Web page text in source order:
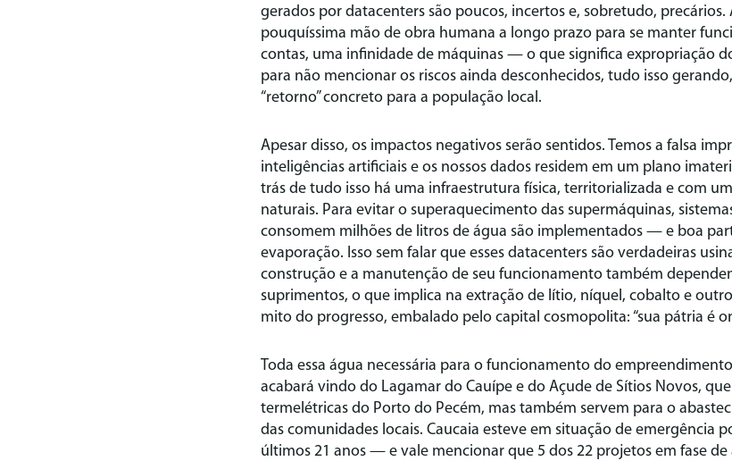
gerados por datacenters são poucos, incertos e, sobretudo,
pouquíssima mão de obra humana a longo prazo para se manter
contas, uma infinidade de máquinas — o que significa expropriação
para não mencionar os riscos ainda desconhecidos, tudo isso
“retorno” concreto para a população local.
Apesar disso, os impactos negativos serão sentidos. Temos a falsa
inteligências artificiais e os nossos dados residem em um plano
trás de tudo isso há uma infraestrutura física, territorializada e com
naturais. Para evitar o superaquecimento das supermáquinas,
consomem milhões de litros de água são implementados — e boa
evaporação. Isso sem falar que esses datacenters são verdadeiras
construção e a manutenção de seu funcionamento também
suprimentos, o que implica na extração de lítio, níquel, cobalto e
mito do progresso, embalado pelo capital cosmopolita: “sua pátria é
Toda essa água necessária para o funcionamento do
acabará vindo do Lagamar do Cauípe e do Açude de Sítios Novos,
termelétricas do Porto do Pecém, mas também servem para o
das comunidades locais. Caucaia esteve em situação de emergência
últimos 21 anos — e vale mencionar que 5 dos 22 projetos em fase